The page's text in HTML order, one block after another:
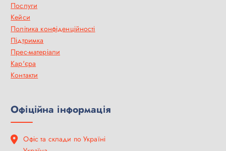
Послуги
Кейси
Політика конфіденційності
Підтримка
Прес-матеріали
Кар'єра
Контакти
Офіційна інформація
Офіс та склади по Україні